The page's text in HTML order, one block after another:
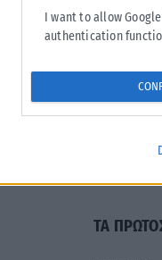
I want to allow
authentication
ΤΑ